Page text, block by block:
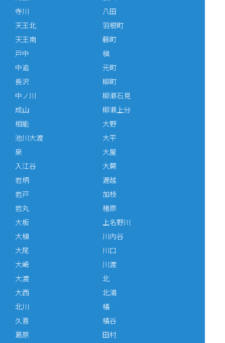
寺川
天王北
天王南
戸中
中追
長沢
中ノ川
成山
八田
羽根町
藤町
槇
元町
柳町
柳瀬石見
柳瀬上分
相能
池川大渡
泉
入江谷
岩柄
岩戸
岩丸
大板
大植
大尾
大崎
大渡
大西
大野
大平
大屋
大蕨
遅越
加枝
楮原
上名野川
川内谷
川口
川渡
北
北浦
北川
久喜
葛原
橘
橘谷
田村